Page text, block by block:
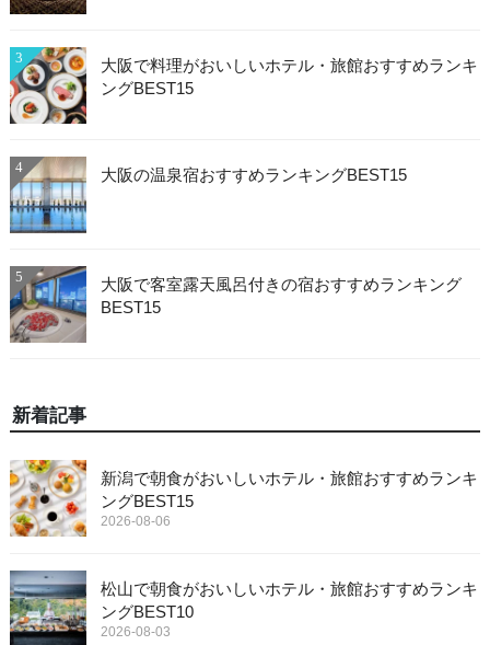
3
大阪で料理がおいしいホテル・旅館おすすめランキ
ングBEST15
4 大阪の温泉宿おすすめランキングBEST15
5
大阪で客室露天風呂付きの宿おすすめランキング
BEST15
新着記事
新潟で朝食がおいしいホテル・旅館おすすめランキ
ングBEST15
2026-08-06
松山で朝食がおいしいホテル・旅館おすすめランキ
ングBEST10
2026-08-03